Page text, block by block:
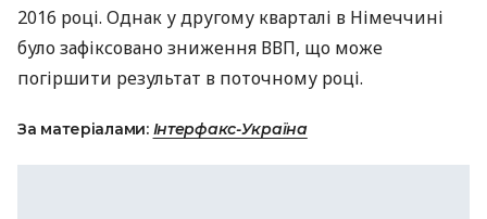
2016 році. Однак у другому кварталі в Німеччині
було зафіксовано зниження ВВП, що може
погіршити результат в поточному році.
За матеріалами: Інтерфакс-Україна